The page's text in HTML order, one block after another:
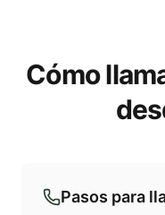
Cómo
Pasos para